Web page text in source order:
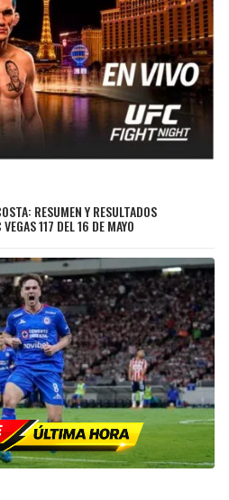
RESUMEN Y RESULTADOS
117 DEL 16 DE MAYO